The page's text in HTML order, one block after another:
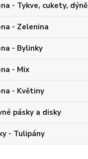
- Tykve, cukety, dýně
- Zelenina
- Bylinky
- Mix
- Květiny
pásky a disky
- Tulipány